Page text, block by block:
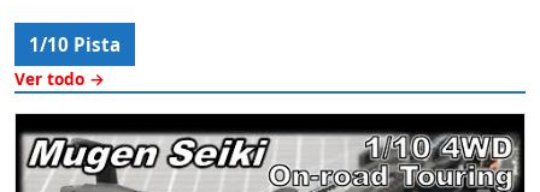
1/10 Pista
Ver todo →